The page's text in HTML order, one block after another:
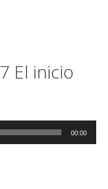
El inicio
00:00